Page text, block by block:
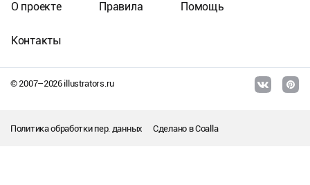
© 2007–2026illustrators.ru
О проекте Правила Помощь
Контакты
Политика обработки пер. данных Сделано вCoalla